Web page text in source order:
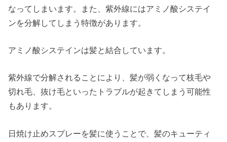
なってしまいます。また、紫外線にはアミノ酸システイ
ンを分解してしまう特徴があります。
アミノ酸システインは髪と結合しています。
紫外線で分解されることにより、髪が弱くなって枝毛や
切れ毛、抜け毛といったトラブルが起きてしまう可能性
もあります。
日焼け止めスプレーを髪に使うことで、髪のキューティ